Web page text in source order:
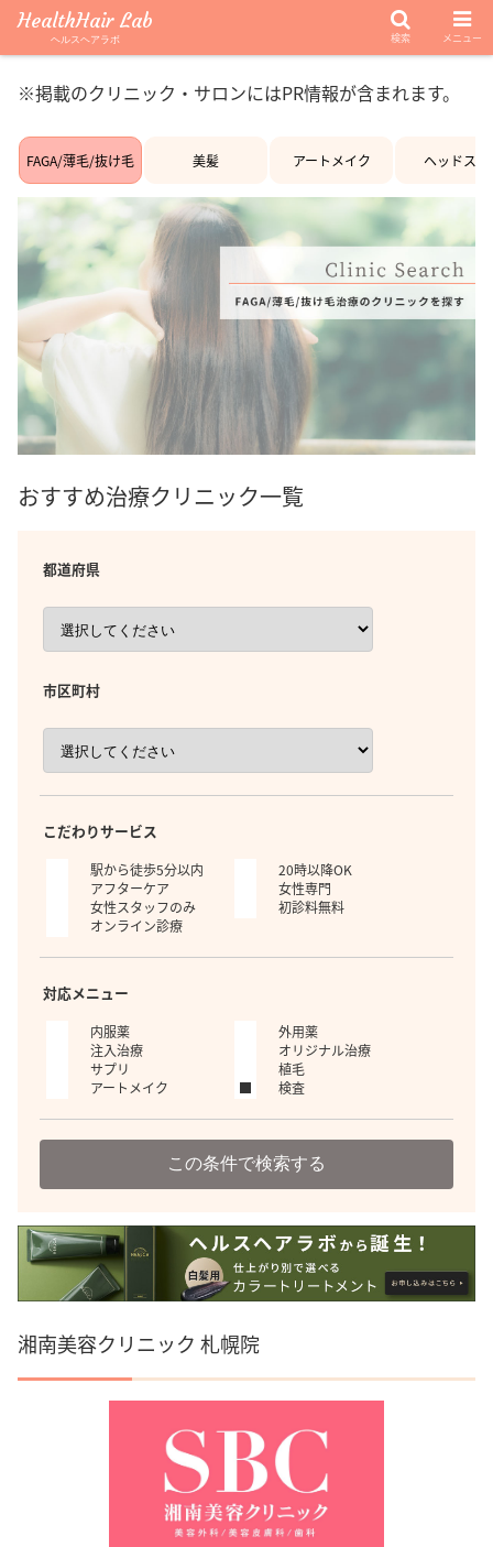
※掲載のクリニック・サロンにはPR情報が含まれます。
FAGA/薄毛/抜け毛 美髪 アートメイク ヘッドスパ
おすすめ治療クリニック一覧
都道府県
市区町村
こだわりサービス
駅から徒歩5分以内
20時以降OK
アフターケア
女性専門
女性スタッフのみ
初診料無料
オンライン診療
対応メニュー
内服薬
外用薬
注入治療
オリジナル治療
サプリ
植毛
アートメイク
検査
この条件で検索する
湘南美容クリニック 札幌院
HealthHair Lab
ヘルスヘアラボ 検索 メニュー